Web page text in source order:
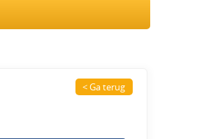
< Ga terug